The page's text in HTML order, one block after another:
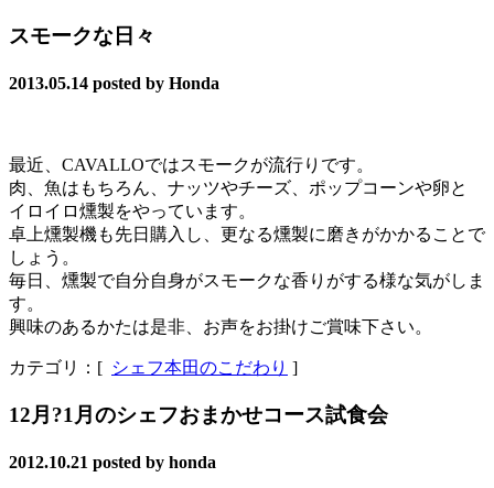
スモークな日々
2013.05.14 posted by Honda
最近、CAVALLOではスモークが流行りです。
肉、魚はもちろん、ナッツやチーズ、ポップコーンや卵と
イロイロ燻製をやっています。
卓上燻製機も先日購入し、更なる燻製に磨きがかかることで
しょう。
毎日、燻製で自分自身がスモークな香りがする様な気がしま
す。
興味のあるかたは是非、お声をお掛けご賞味下さい。
カテゴリ：[ シェフ本田のこだわり ]
12月?1月のシェフおまかせコース試食会
2012.10.21 posted by honda